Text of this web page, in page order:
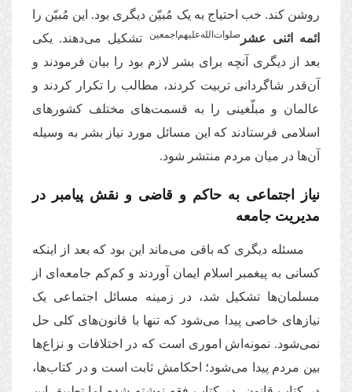
روشن کند. خب احتیاج به یک مُبیّن دیگری بود. این مُبیّن را
ائمه اثنی عشرصلوات‌‌الله‌‌عليهم‌‌اجمعين
تشکیل می‌دهند. یکی
بعد از دیگری آنچه برای بشر لازم بود را بیان فرمودند و
آن‌قدر شاگردانی تربیت کردند، مطالب را تکرار کردند و
عالمان و مبلّغینی را به قسمت‌های مختلف کشورهای
اسلامی فرستادند که این مسائل مورد نیاز بشر به‌ وسیله
آن‌ها در میان مردم منتشر شود.
نیاز اجتماعی به حاکم و قاضی و نقش پیامبر در
مدیریت جامعه
مسئله دیگری که باقی می‌ماند این بود که بعد از اینکه
کسانی به پیغمبر اسلام ایمان آوردند و کم‌کم جامعه‌ای از
مسلمان‌ها تشکیل شد، در زمینه مسائل اجتماعی یک
نیازهای خاصی پیدا می‌شود که تنها با قانون‌های کلی حل
نمی‌شود. نمونه‌اش اموری است که در اختلافات و نزاع‌ها
بین مردم پیدا می‌شود؛ احکامش ثابت است و در کتاب‌ها،